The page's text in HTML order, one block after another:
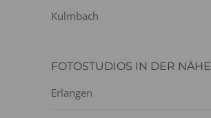
Kulmbach
FOTOSTUDIOS IN DER NÄHE
Erlangen